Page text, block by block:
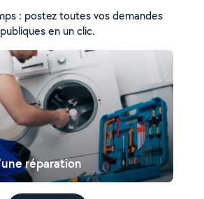
: postez toutes vos demandes
publiques en un clic.
réparation